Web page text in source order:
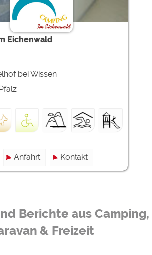
Eichenwald
bei Wissen
Anfahrt Kontakt
Berichte aus Camping,
& Freizeit